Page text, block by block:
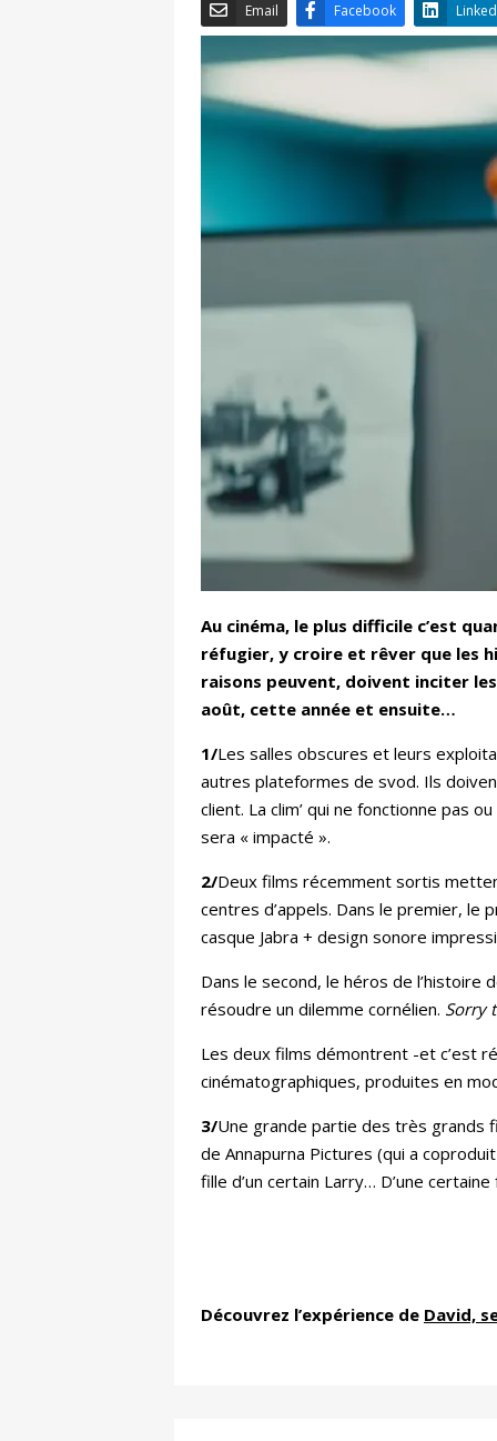
Email Facebook
Au cinéma, le plus difficile c’est
réfugier, y croire et rêver que les
raisons peuvent, doivent inciter
août, cette année et ensuite…
1/Les salles obscures et leurs
autres plateformes de svod. Ils
client. La clim’ qui ne fonctionne pas
sera « impacté ».
2/Deux films récemment sortis
centres d’appels. Dans le premier, le
casque Jabra + design sonore
Dans le second, le héros de
résoudre un dilemme cornélien. Sorry
Les deux films démontrent -et c’est
cinématographiques, produites en
3/Une grande partie des très grands
de Annapurna Pictures (qui a
fille d’un certain Larry… D’une
Découvrez l’expérience de David,